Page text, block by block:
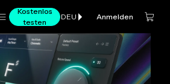
Kostenlos
testen
DEU Anmelden